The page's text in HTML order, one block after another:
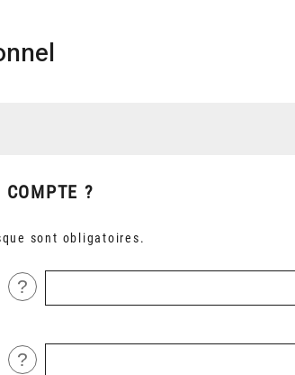
?
sont obligatoires.
?
?